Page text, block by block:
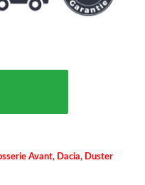
Avant, Dacia, Duster